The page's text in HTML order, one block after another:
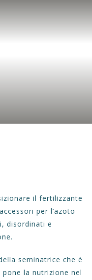
il fertilizzante
per l’azoto
disordinati e
seminatrice che è
la nutrizione nel